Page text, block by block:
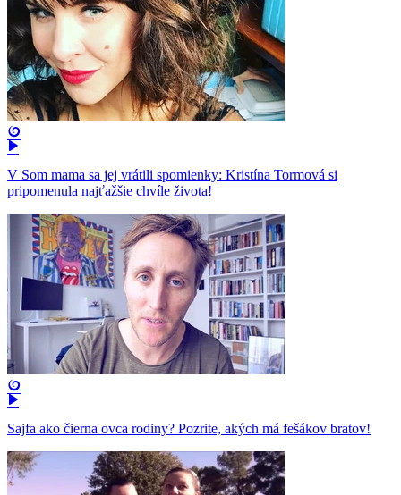
V Som mama sa jej vrátili spomienky: Kristína Tormová si
pripomenula najťažšie chvíle života!
Sajfa ako čierna ovca rodiny? Pozrite, akých má fešákov bratov!